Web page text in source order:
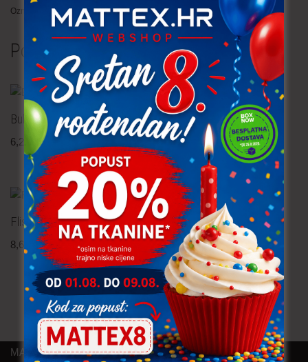
Oznaka: zima
Povezani proizvodi
Bukle – narančasta
6,20 uključ. PDV
Umjetno krzno Bella
9,90€ uključ. PDV po metru
Flis Leda – šapice i kosti
8,60 € uključ. PDV po metru
Umjetno krzno
4,80€ uključ. PDV po metru
MAT TEXTILE d.o.o.